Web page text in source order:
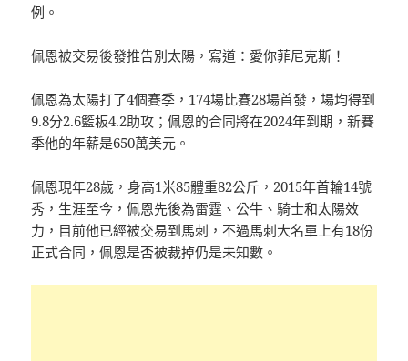
例。
佩恩被交易後發推告別太陽，寫道：愛你菲尼克斯！
佩恩為太陽打了4個賽季，174場比賽28場首發，場均得到
9.8分2.6籃板4.2助攻；佩恩的合同將在2024年到期，新賽
季他的年薪是650萬美元。
佩恩現年28歲，身高1米85體重82公斤，2015年首輪14號
秀，生涯至今，佩恩先後為雷霆、公牛、騎士和太陽效
力，目前他已經被交易到馬刺，不過馬刺大名單上有18份
正式合同，佩恩是否被裁掉仍是未知數。